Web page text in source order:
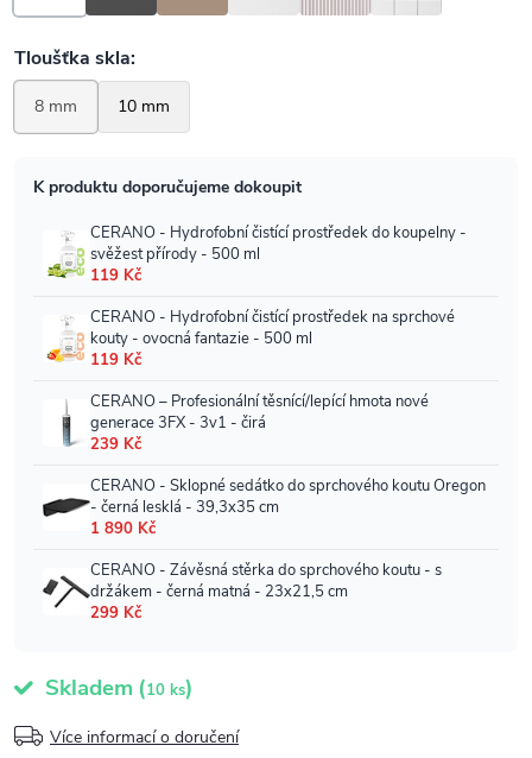
Skladem (10 ks)
Více informací o doručení